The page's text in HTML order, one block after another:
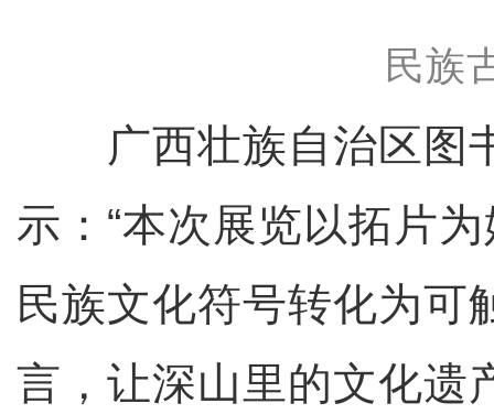
民族
广西壮族自治区图
示：“本次展览以拓片
民族文化符号转化为可
言，让深山里的文化遗